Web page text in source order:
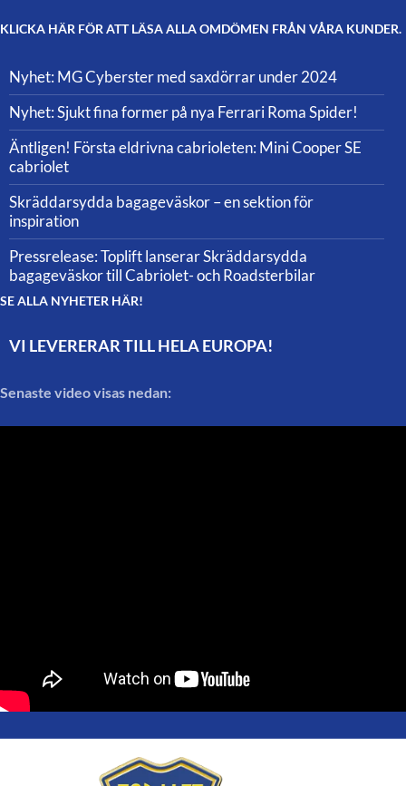
KLICKA HÄR FÖR ATT LÄSA ALLA OMDÖMEN FRÅN VÅRA KUNDER.
Nyhet: MG Cyberster med saxdörrar under 2024
Nyhet: Sjukt fina former på nya Ferrari Roma Spider!
Äntligen! Första eldrivna cabrioleten: Mini Cooper SE
cabriolet
Skräddarsydda bagageväskor – en sektion för
inspiration
Pressrelease: Toplift lanserar Skräddarsydda
bagageväskor till Cabriolet- och Roadsterbilar
SE ALLA NYHETER HÄR!
VI LEVERERAR TILL HELA EUROPA!
Senaste video visas nedan: